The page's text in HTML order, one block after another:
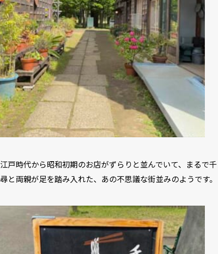
江戸時代から昭和初期のお店がずらりと並んでいて、まるで千
尋と両親が足を踏み入れた、あの不思議な街並みのようです。